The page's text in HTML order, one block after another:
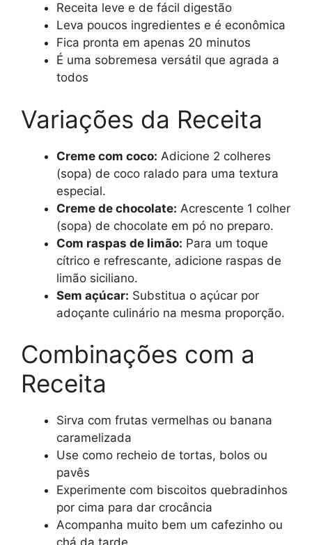
Receita leve e de fácil digestão
Leva poucos ingredientes e é econômica
Fica pronta em apenas 20 minutos
É uma sobremesa versátil que agrada a
todos
Variações da Receita
Creme com coco: Adicione 2 colheres
(sopa) de coco ralado para uma textura
especial.
Creme de chocolate: Acrescente 1 colher
(sopa) de chocolate em pó no preparo.
Com raspas de limão: Para um toque
cítrico e refrescante, adicione raspas de
limão siciliano.
Sem açúcar: Substitua o açúcar por
adoçante culinário na mesma proporção.
Combinações com a
Receita
Sirva com frutas vermelhas ou banana
caramelizada
Use como recheio de tortas, bolos ou
pavês
Experimente com biscoitos quebradinhos
por cima para dar crocância
Acompanha muito bem um cafezinho ou
chá da tarde